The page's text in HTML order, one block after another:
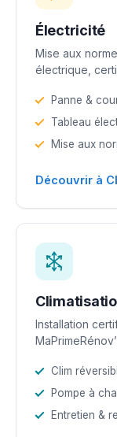
Électricité
Mise aux
électrique,
Panne &
Tableau
Mise aux
Découvrir à
Installation
MaPrimeRénov’.
Clim
Pompe à
Entretien &